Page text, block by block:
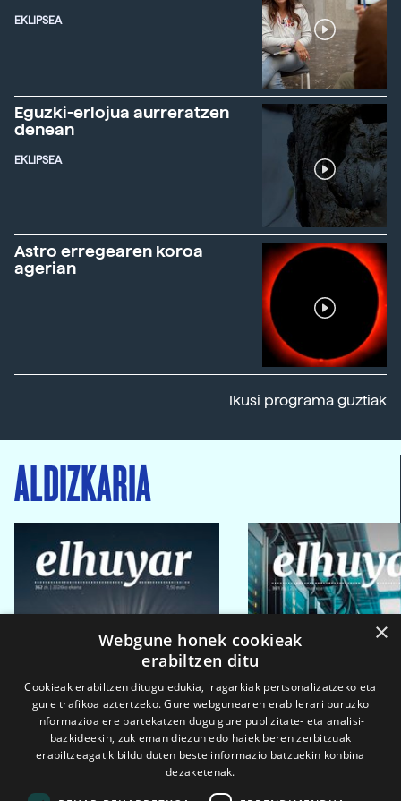
EKLIPSEA
Eguzki-erlojua aurreratzen
denean
EKLIPSEA
Astro erregearen koroa
agerian
Ikusi programa guztiak
ALDIZKARIA
×
Webgune honek cookieak
erabiltzen ditu
Cookieak erabiltzen ditugu edukia, iragarkiak pertsonalizatzeko eta
gure trafikoa aztertzeko. Gure webgunearen erabilerari buruzko
informazioa ere partekatzen dugu gure publizitate- eta analisi-
bazkideekin, zuk eman diezun edo haiek beren zerbitzuak
erabiltzeagatik bildu duten beste informazio batzuekin konbina
dezaketenak.